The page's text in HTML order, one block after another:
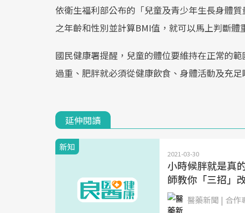
依衛生福利部公布的「兒童及青少年生長身體
之年齡和性別並計算BMI值，就可以馬上判斷體
國民健康署提醒，兒童的體位要維持在正常的
過重、肥胖就必須從健康飲食、身體活動及充
延伸閱讀
新知
2021-03-30
小時候胖就是真
師教你「三招」
醫藥新聞 | 合作